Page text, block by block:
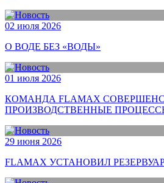
02 июля 2026
О ВОДЕ БЕЗ «ВОДЫ»
01 июля 2026
КОМАНДА FLAMAX
ПРОИЗВОДСТВЕННЫЕ
29 июня 2026
FLAMAX УСТАНОВИЛ